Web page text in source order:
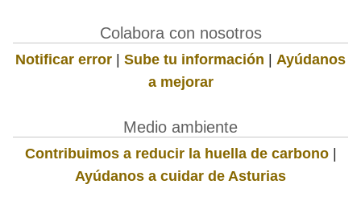
Colabora con nosotros
Notificar error | Sube tu información | Ayúdanos
a mejorar
Medio ambiente
Contribuimos a reducir la huella de carbono|
Ayúdanos a cuidar de Asturias